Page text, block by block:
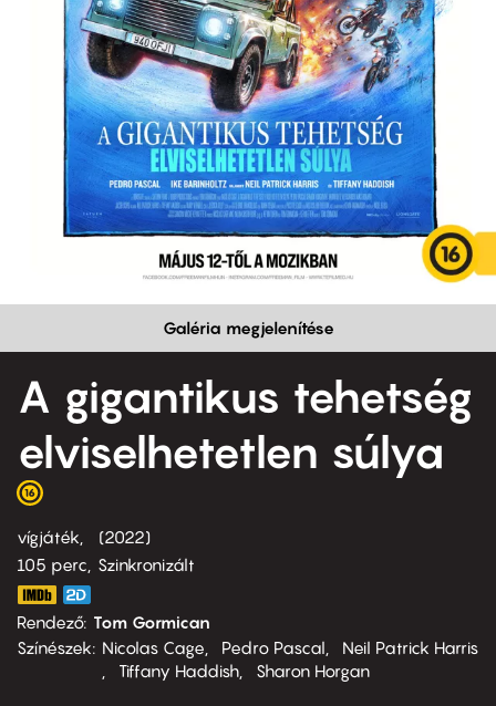
Galéria megjelenítése
A gigantikus tehetség
elviselhetetlen súlya
vígjáték
2022
105 perc,
Szinkronizált
Rendező Tom Gormican
Színészek
Nicolas Cage Pedro Pascal
Neil Patrick Harris
Tiffany Haddish
Sharon Horgan